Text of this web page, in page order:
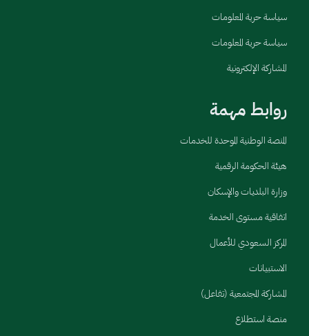
سياسة حرية المعلومات
سياسة حرية المعلومات
المشاركة الإلكترونية
روابط مهمة
المنصة الوطنية الموحدة للخدمات
هيئة الحكومة الرقمية
وزارة البلديات والإسكان
اتفاقية مستوى الخدمة
المركز السعودي للأعمال
الاستبيانات
المشاركة المجتمعية (تفاعل)
منصة استطلاع